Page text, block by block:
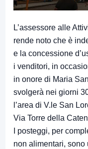
L’assessore alle
rende noto che è
e la concessione
i venditori, in
in onore di Maria
svolgerà nei giorni
l’area di V.le San
Via Torre della
I posteggi, per
non alimentari,